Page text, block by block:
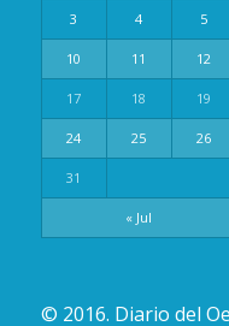
« Jul
3 4 5
10 11 12
17 18 19
24 25 26
31
© 2016. Diario del